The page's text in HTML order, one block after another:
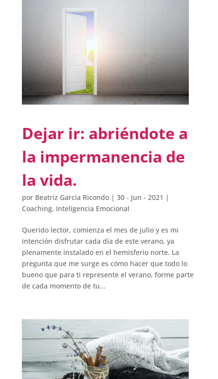
Dejar ir: abriéndote a
la impermanencia de
la vida.
por Beatriz García Ricondo| 30 - Jun - 2021 |
Coaching, Inteligencia Emocional
Querido lector, comienza el mes de julio y es mi
intención disfrutar cada día de este verano, ya
plenamente instalado en el hemisferio norte. La
pregunta que me surge es cómo hacer que todo lo
bueno que para ti represente el verano, forme parte
de cada momento de tu...